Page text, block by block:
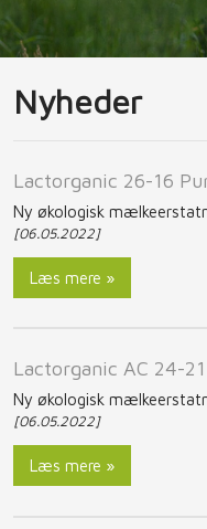
Nyheder
​Lactorganic 26-16
Ny økologisk
[06.05.2022]
Læs mere »
​Lactorganic AC 24-21
Ny økologisk
[06.05.2022]
Læs mere »